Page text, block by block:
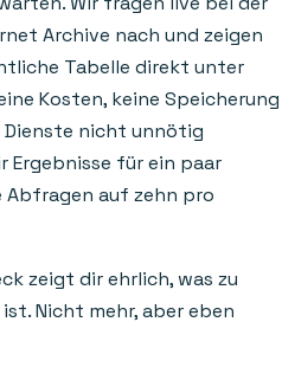
Archive nach und zeigen
Tabelle direkt unter
Kosten, keine Speicherung
Dienste nicht unnötig
Ergebnisse für ein paar
Abfragen auf zehn pro
zeigt dir ehrlich, was zu
Nicht mehr, aber eben